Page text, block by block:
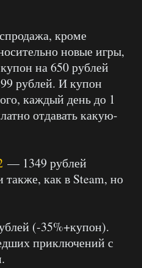
кроме
новые игры,
на 650 рублей
рублей. И купон
каждый день до 1
отдавать какую-
— 1349 рублей
как в Steam, но
(-35%+купон).
приключений с